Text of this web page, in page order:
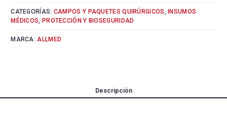
CATEGORÍAS: CAMPOS Y PAQUETES QUIRÚRGICOS ,INSUMOS
MÉDICOS PROTECCIÓN Y BIOSEGURIDAD
MARCA: ALLMED
Descripción